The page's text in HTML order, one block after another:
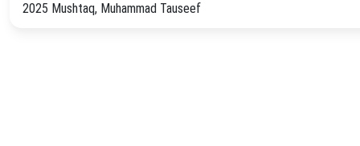
2025 Mushtaq, Muhammad Tauseef